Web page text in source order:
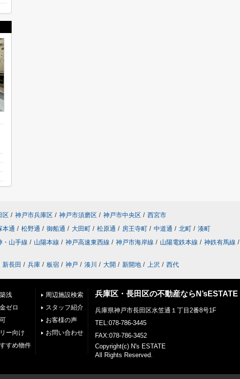
区 / 神戸市兵庫区 / 神戸市須磨区 / 神戸市中央区 / 西宮市
本通 / 松野通 / 御船通 / 大田町 / 松原通 / 房王寺町 / 中道通 / 北町 / 湊町
・山手線 / 山陽本線 / 神戸高速東西線 / 神戸市海岸線 / 山陽電鉄本線 / 神鉄有馬線 /
新長田 / 兵庫 / 板宿 / 神戸 / 湊川 / 大開 / 新開地 / 上沢 / 西代
浅
ゼロ
ー向け
すめ物件
周辺施設検索
スタッフ紹介
お客様の声
お問い合わせ
兵庫区・長田区の不動産ならN’sESTATE
兵庫県神戸市長田区水笠通１丁目2番8号1F
TEL:078-786-3445
FAX:078-786-3452
Copyright(c) N's ESTATE
All Rights Reserved.